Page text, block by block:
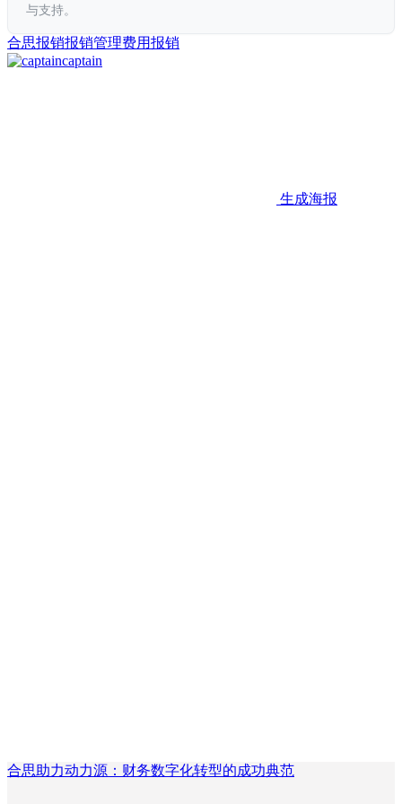
与支持。
合思报销报销管理费用报销
captain
生成海报
合思助力动力源：财务数字化转型的成功典范